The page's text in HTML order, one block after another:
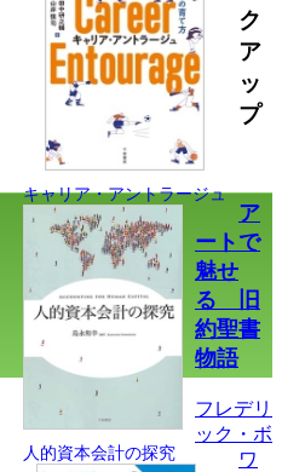
キャリア・アントラージュ
人的資本会計の探究
ク
ア
ッ
プ
ア
ートで
魅せ
る 旧
約聖書
物語
フレデリ
ック・ボ
ワ